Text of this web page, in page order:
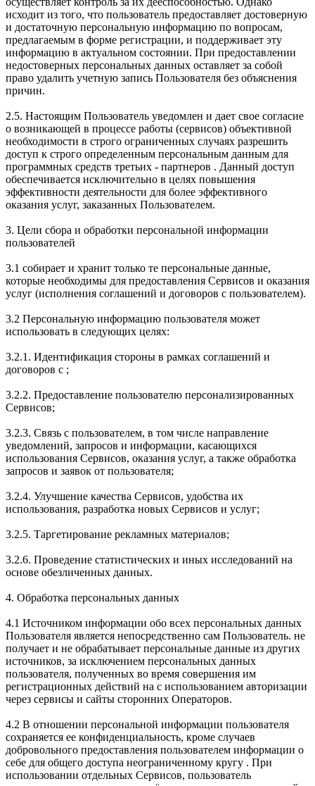
исходит из того, что пользователь предоставляет достоверную
и достаточную персональную информацию по вопросам,
предлагаемым в форме регистрации, и поддерживает эту
информацию в актуальном состоянии. При предоставлении
недостоверных персональных данных оставляет за собой
право удалить учетную запись Пользователя без объяснения
причин.
2.5. Настоящим Пользователь уведомлен и дает свое согласие
о возникающей в процессе работы (сервисов) объективной
необходимости в строго ограниченных случаях разрешить
доступ к строго определенным персональным данным для
программных средств третьих - партнеров . Данный доступ
обеспечивается исключительно в целях повышения
эффективности деятельности для более эффективного
оказания услуг, заказанных Пользователем.
3. Цели сбора и обработки персональной информации
пользователей
3.1 собирает и хранит только те персональные данные,
которые необходимы для предоставления Сервисов и оказания
услуг (исполнения соглашений и договоров с пользователем).
3.2 Персональную информацию пользователя может
использовать в следующих целях:
3.2.1. Идентификация стороны в рамках соглашений и
договоров с ;
3.2.2. Предоставление пользователю персонализированных
Сервисов;
3.2.3. Связь с пользователем, в том числе направление
уведомлений, запросов и информации, касающихся
использования Сервисов, оказания услуг, а также обработка
запросов и заявок от пользователя;
3.2.4. Улучшение качества Сервисов, удобства их
использования, разработка новых Сервисов и услуг;
3.2.5. Таргетирование рекламных материалов;
3.2.6. Проведение статистических и иных исследований на
основе обезличенных данных.
4. Обработка персональных данных
4.1 Источником информации обо всех персональных данных
Пользователя является непосредственно сам Пользователь. не
получает и не обрабатывает персональные данные из других
источников, за исключением персональных данных
пользователя, полученных во время совершения им
регистрационных действий на с использованием авторизации
через сервисы и сайты сторонних Операторов.
4.2 В отношении персональной информации пользователя
сохраняется ее конфиденциальность, кроме случаев
добровольного предоставления пользователем информации о
себе для общего доступа неограниченному кругу . При
использовании отдельных Сервисов, пользователь